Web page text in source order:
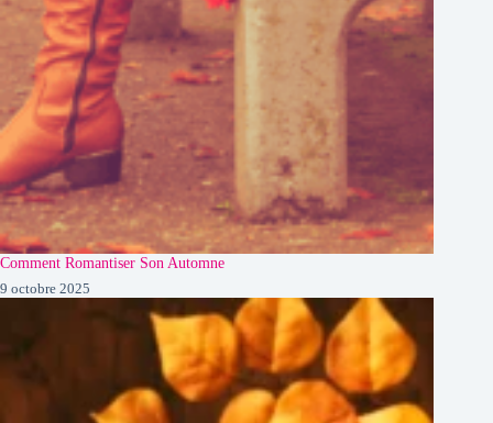
Comment Romantiser Son Automne
9 octobre 2025